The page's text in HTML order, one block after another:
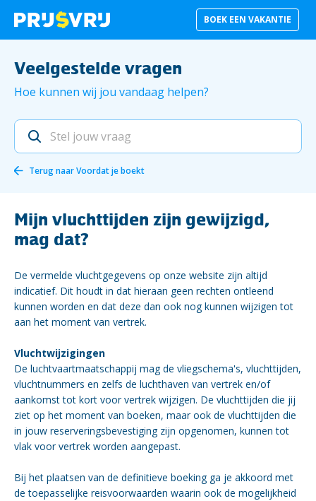
BOEK EEN VAKANTIE
Veelgestelde vragen
Hoe kunnen wij jou vandaag helpen?
Terug naarVoordat je boekt
Mijn vluchttijden zijn gewijzigd,
mag dat?
De vermelde vluchtgegevens op onze website zijn altijd
indicatief. Dit houdt in dat hieraan geen rechten ontleend
kunnen worden en dat deze dan ook nog kunnen wijzigen tot
aan het moment van vertrek.
Vluchtwijzigingen
De luchtvaartmaatschappij mag de vliegschema's, vluchttijden,
vluchtnummers en zelfs de luchthaven van vertrek en/of
aankomst tot kort voor vertrek wijzigen. De vluchttijden die jij
ziet op het moment van boeken, maar ook de vluchttijden die
in jouw reserveringsbevestiging zijn opgenomen, kunnen tot
vlak voor vertrek worden aangepast.
Bij het plaatsen van de definitieve boeking ga je akkoord met
de toepasselijke reisvoorwaarden waarin ook de mogelijkheid